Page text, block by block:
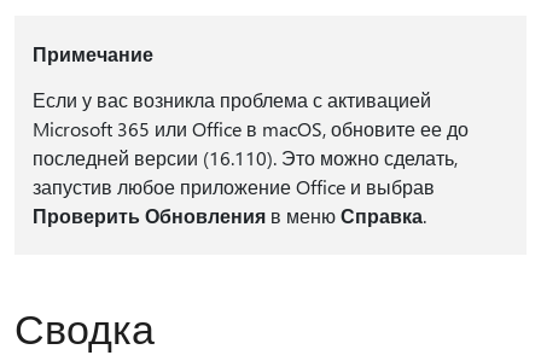
Примечание
Если у вас возникла проблема с активацией
Microsoft 365 или Office в macOS, обновите ее до
последней версии (16.110). Это можно сделать,
запустив любое приложение Office и выбрав
Проверить Обновленияв менюСправка.
Сводка